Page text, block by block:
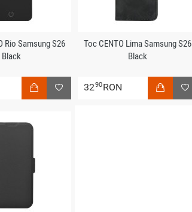
Rio Samsung S26
Black
Toc CENTO Lima Samsung S26
Black
3290RON